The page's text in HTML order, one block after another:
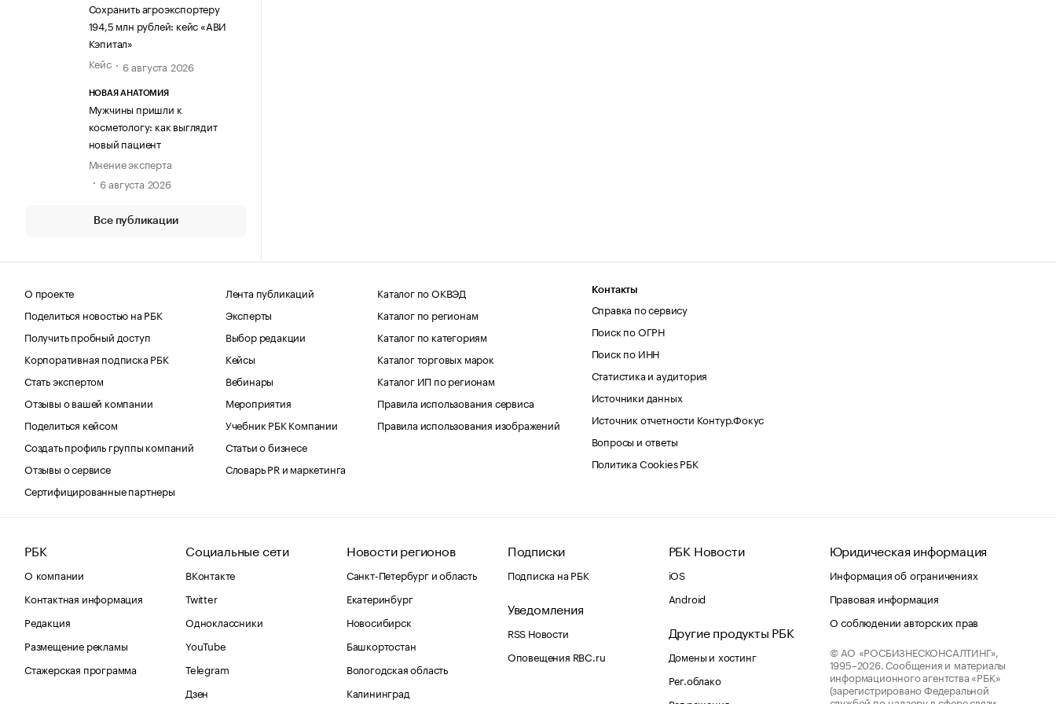
Сохранить агроэкспортеру
194,5 млн рублей: кейс «АВИ
Кэпитал»
Кейс
6 августа 2026
НОВАЯ АНАТОМИЯ
Мужчины пришли к
косметологу: как выглядит
новый пациент
Мнение эксперта
6 августа 2026
Все публикации
О проекте
Поделиться новостью на РБК
Получить пробный доступ
Корпоративная подписка РБК
Стать экспертом
Отзывы о вашей компании
Поделиться кейсом
Создать профиль группы компаний
Отзывы о сервисе
Сертифицированные партнеры
Лента публикаций
Эксперты
Выбор редакции
Кейсы
Вебинары
Мероприятия
Учебник РБК Компании
Статьи о бизнесе
Словарь PR и маркетинга
Каталог по ОКВЭД
Каталог по регионам
Каталог по категориям
Каталог торговых марок
Каталог ИП по регионам
Правила использования сервиса
Правила использования изображений
Контакты
Справка по сервису
Поиск по ОГРН
Поиск по ИНН
Статистика и аудитория
Источники данных
Источник отчетности Контур.Фокус
Вопросы и ответы
Политика Cookies РБК
РБК
О компании
Контактная информация
Редакция
Размещение рекламы
Стажерская программа
Социальные сети
ВКонтакте
Twitter
Одноклассники
YouTube
Telegram
Дзен
Новости регионов
Санкт-Петербург и область
Екатеринбург
Новосибирск
Башкортостан
Вологодская область
Калининград
Подписки
Подписка на РБК
Уведомления
RSS Новости
Оповещения RBC.ru
РБК Новости
iOS
Android
Другие продукты РБК
Домены и хостинг
Рег.облако
Юридическая информация
Информация об ограничениях
Правовая информация
О соблюдении авторских прав
© АО «РОСБИЗНЕСКОНСАЛТИНГ»,
1995–2026. Сообщения и материалы
информационного агентства «РБК»
(зарегистрировано Федеральной